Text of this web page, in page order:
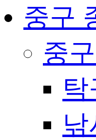
중구
중
탁
낚